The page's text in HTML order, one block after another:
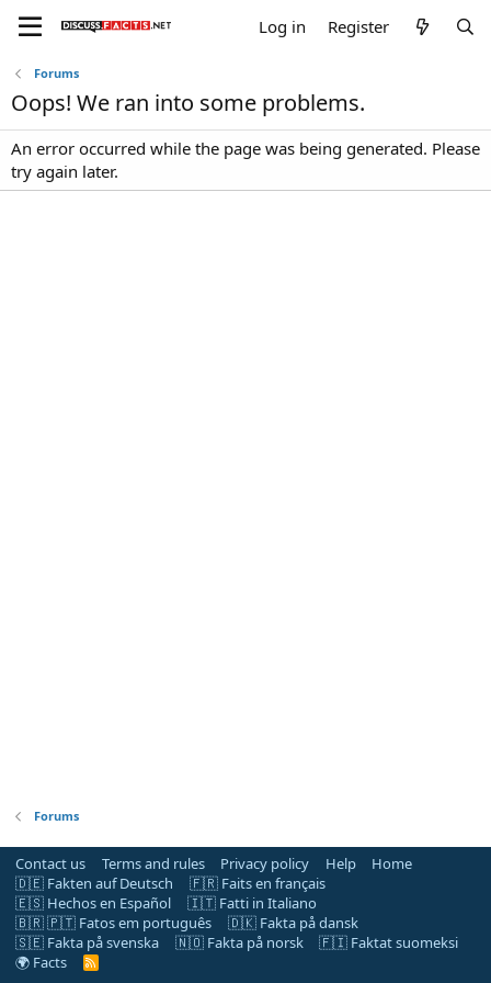
Log in Register
Forums
Oops! We ran into some problems.
An error occurred while the page was being generated. Please
try again later.
Forums
Contact us Terms and rules Privacy policy Help
Home
🇩🇪 Fakten auf Deutsch
🇫🇷 Faits en français
🇪🇸 Hechos en Español
🇮🇹 Fatti in Italiano
🇧🇷 🇵🇹 Fatos em português
🇩🇰 Fakta på dansk
🇸🇪 Fakta på svenska
🇳🇴 Fakta på norsk
🇫🇮 Faktat suomeksi
🌍 Facts
R